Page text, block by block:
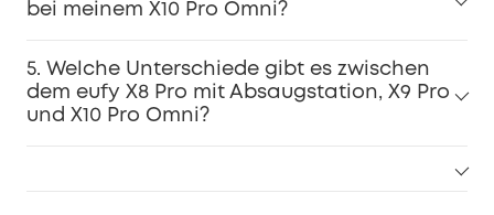
bei meinem X10 Pro Omni?
5. Welche Unterschiede gibt es zwischen
dem eufy X8 Pro mit Absaugstation, X9 Pro
und X10 Pro Omni?